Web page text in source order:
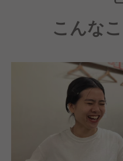
それ以降、現場社員の
動くことが当者の運営
基盤となりました。
●実践を通じて経営ノウ
成長をサポート
当社の強みは、店舗の
経営スキルや繁盛店の
ノウハウを実践的に学
こんな